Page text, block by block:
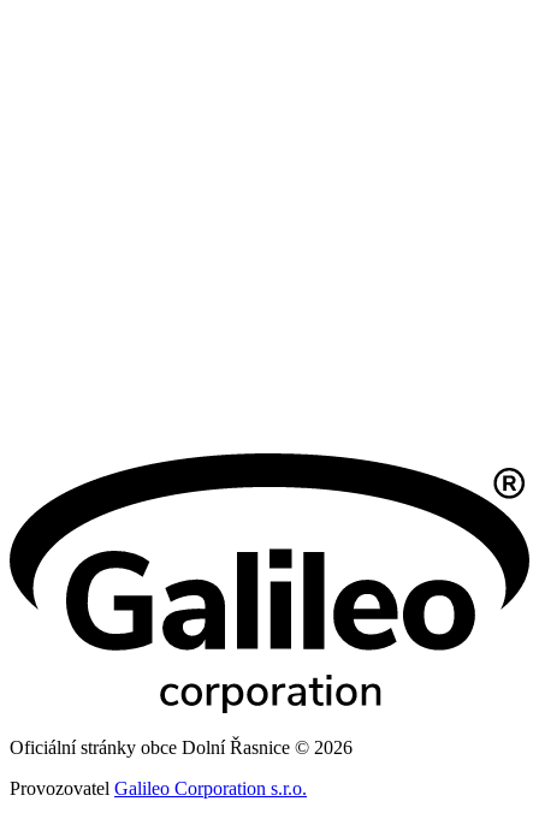
Oficiální stránky obce Dolní Řasnice © 2026
Provozovatel Galileo Corporation s.r.o.